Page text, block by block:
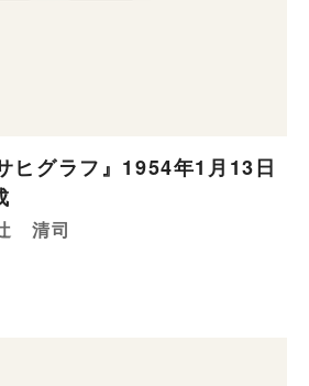
ヒグラフ』1954年1月13日
清司